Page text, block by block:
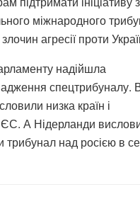
міжнародного
агресії проти
надійшла
спецтрибуналу.
низка країн і
ЄС. А Нідерланди
трибунал над росією в